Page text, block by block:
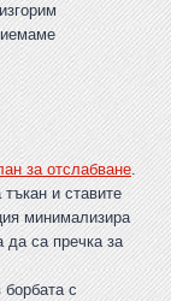
за отслабване.
и ставите
минимализира
да са пречка за
борбата с